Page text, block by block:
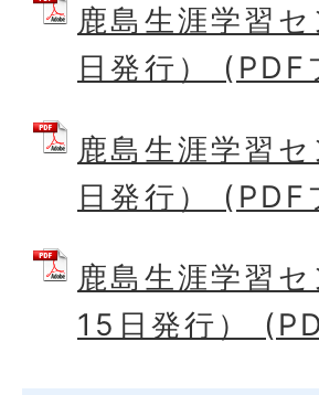
鹿島生涯学習
日発行）
鹿島生涯学習
日発行）
鹿島生涯学習
15日発行）